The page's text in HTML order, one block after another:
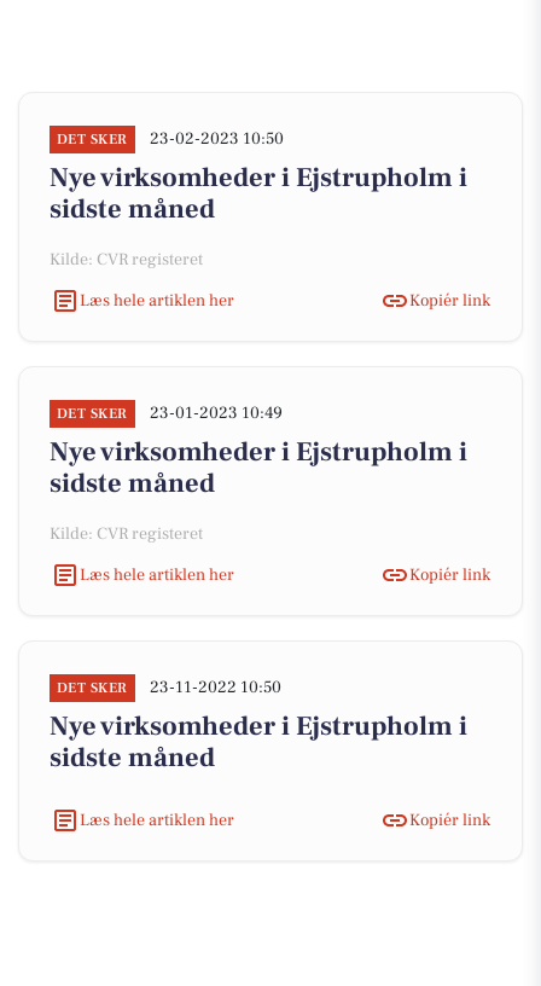
DET SKER 23-02-2023 10:50
Nye virksomheder i Ejstrupholm i
sidste måned
Kilde: CVR registeret
Læs hele artiklen her
Kopiér link
DET SKER 23-01-2023 10:49
Nye virksomheder i Ejstrupholm i
sidste måned
Kilde: CVR registeret
Læs hele artiklen her
Kopiér link
DET SKER 23-11-2022 10:50
Nye virksomheder i Ejstrupholm i
sidste måned
Læs hele artiklen her Kopiér link